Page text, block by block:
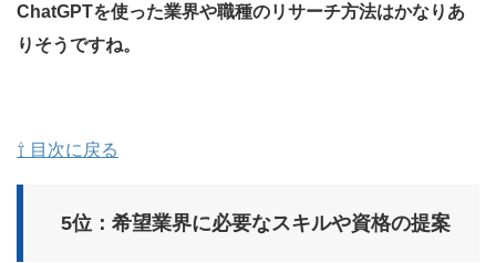
ChatGPTを使った業界や職種のリサーチ方法はかなりあ
りそうですね。
⇧ 目次に戻る
5位：希望業界に必要なスキルや資格の提案